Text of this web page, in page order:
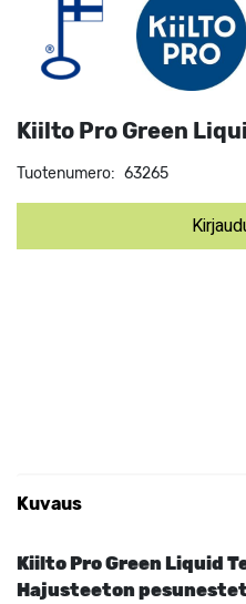
Kiilto Pro Green
Tuotenumero: 63265
Kuvaus
Kiilto Pro Green Liquid
Hajusteeton